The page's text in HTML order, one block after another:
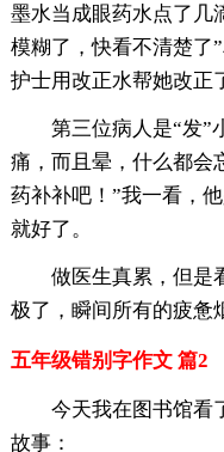
墨水当成眼药水点了几
模糊了，快看不清楚了
护士用改正水帮她改正
第三位病人是“发”
痛，而且晕，什么都会
药补补吧！”我一看，
就好了。
做医生真累，但是
极了，瞬间所有的疲惫
五年级错别字作文 篇2
今天我在图书馆看
故事：